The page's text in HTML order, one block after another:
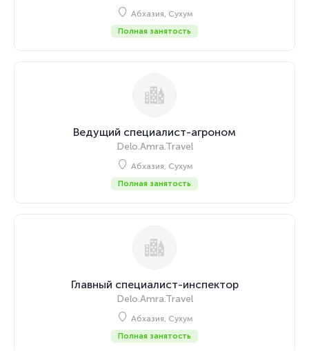
Абхазия, Сухум
Полная занятость
Ведущий специалист-агроном
Delo.Amra.Travel
Абхазия, Сухум
Полная занятость
Главный специалист-инспектор
Delo.Amra.Travel
Абхазия, Сухум
Полная занятость